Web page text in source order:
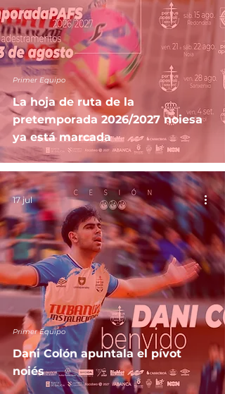
La hoja de ruta de la
pretemporada 2026/2027 noiesa
ya está marcada
Primer Equipo
Dani Colón apuntala el pívot
noiés
Primer Equipo
17 jul